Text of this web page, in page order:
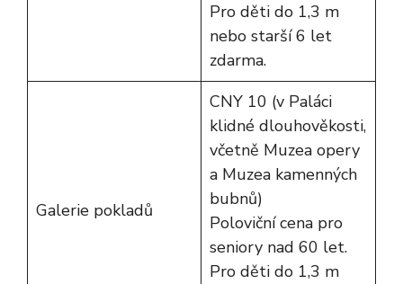
Pro děti do 1,3 m
nebo starší 6 let
zdarma.
Galerie pokladů
CNY 10 (v Paláci
klidné dlouhověkosti,
včetně Muzea opery
a Muzea kamenných
bubnů)
Poloviční cena pro
seniory nad 60 let.
Pro děti do 1,3 m